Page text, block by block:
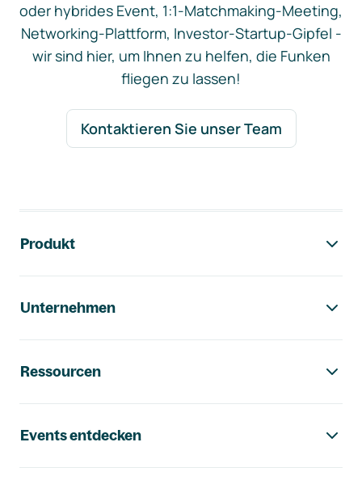
oder hybrides Event, 1:1-Matchmaking-Meeting,
Networking-Plattform, Investor-Startup-Gipfel -
wir sind hier, um Ihnen zu helfen, die Funken
fliegen zu lassen!
Kontaktieren Sie unser Team
Produkt
Unternehmen
Ressourcen
Events entdecken